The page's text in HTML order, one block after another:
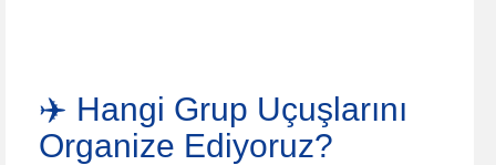
✈️ Hangi Grup Uçuşlarını
Organize Ediyoruz?